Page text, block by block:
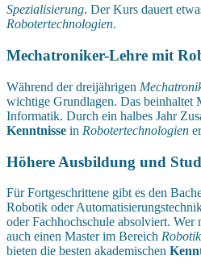
Spezialisierung. Der Kurs dauert
Robotertechnologien.
Mechatroniker-Lehre mit
Während der dreijährigen
wichtige Grundlagen. Das beinhaltet
Informatik. Durch ein halbes Jahr
Kenntnisse in Robotertechnologien
Höhere Ausbildung und
Für Fortgeschrittene gibt es den
Robotik oder
oder Fachhochschule absolviert.
auch einen Master im Bereich Robotik
bieten die besten akademischen